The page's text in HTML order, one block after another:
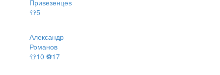
Привезенцев
👕5
Александр
Романов
👕10 ⚽17